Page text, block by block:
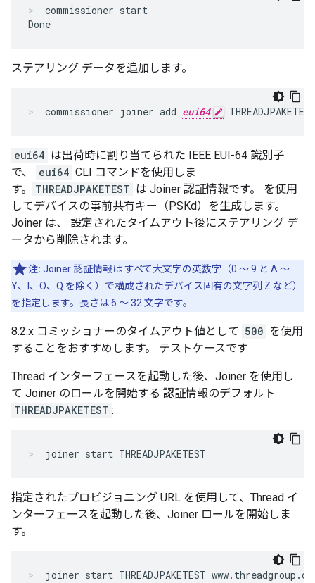
commissioner start
Done
ステアリング データを追加します。
commissioner joiner add eui64
eui64 は出荷時に割り当てられた IEEE EUI-64 識別子
で、
eui64 CLI コマンドを使用しま
す。
THREADJPAKETEST は Joiner 認証情報です。 を使用
してデバイスの事前共有キー（PSKd）を生成します。
Joiner は、 設定されたタイムアウト後にステアリング デ
ータから削除されます。
注: Joiner 認証情報は すべて大文字の英数字（0 ～ 9 と A ～
Y、I、O、Q を除く）で構成されたデバイス固有の文字列 Z など）
を指定します。長さは 6 ～ 32 文字です。
8.2.x コミッショナーのタイムアウト値として 500 を使用
することをおすすめします。 テストケースです
Thread インターフェースを起動した後、Joiner を使用し
て Joiner のロールを開始する 認証情報のデフォルト
THREADJPAKETEST :
joiner start THREADJPAKETEST
指定されたプロビジョニング URL を使用して、Thread イ
ンターフェースを起動した後、Joiner ロールを開始しま
す。
joiner start THREADJPAKETEST